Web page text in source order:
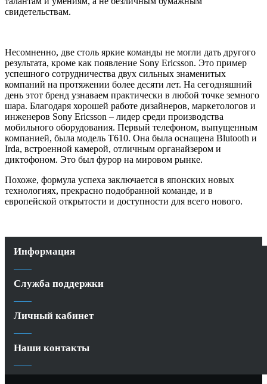
свидетельствам.
Несомненно, две столь яркие команды не могли дать другого
результата, кроме как появление Sony Ericsson. Это пример
успешного сотрудничества двух сильных знаменитых
компаний на протяжении более десяти лет. На сегодняшний
день этот бренд узнаваем практически в любой точке земного
шара. Благодаря хорошей работе дизайнеров, маркетологов и
инженеров Sony Ericsson – лидер среди производства
мобильного оборудования. Первый телефоном, выпущенным
компанией, была модель Т610. Она была оснащена Blutooth и
Irda, встроенной камерой, отличным органайзером и
диктофоном. Это был фурор на мировом рынке.
Похоже, формула успеха заключается в японских новых
технологиях, прекрасно подобранной команде, и в
европейской открытости и доступности для всего нового.
Информация
Служба поддержки
Личный кабинет
Наши контакты